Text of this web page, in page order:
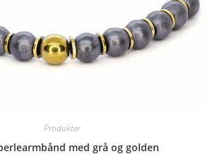
Produkter
med grå og golden